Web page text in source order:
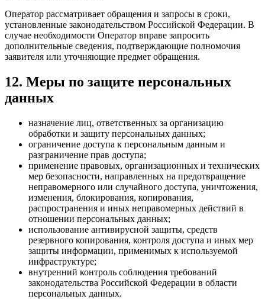
Оператор рассматривает обращения и запросы в сроки,
установленные законодательством Российской Федерации. В
случае необходимости Оператор вправе запросить
дополнительные сведения, подтверждающие полномочия
заявителя или уточняющие предмет обращения.
12. Меры по защите персональных
данных
назначение лиц, ответственных за организацию
обработки и защиту персональных данных;
ограничение доступа к персональным данным и
разграничение прав доступа;
применение правовых, организационных и технических
мер безопасности, направленных на предотвращение
неправомерного или случайного доступа, уничтожения,
изменения, блокирования, копирования,
распространения и иных неправомерных действий в
отношении персональных данных;
использование антивирусной защиты, средств
резервного копирования, контроля доступа и иных мер
защиты информации, применимых к используемой
инфраструктуре;
внутренний контроль соблюдения требований
законодательства Российской Федерации в области
персональных данных.